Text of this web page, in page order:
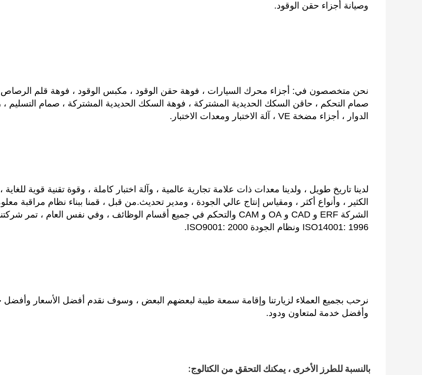
وصيانة أجزاء حقن الوقود.
الدوار ، أجزاء مضخة VE ، آلة الاختبار ومعدات الاختبار.
ISO14001: 1996 ونظام الجودة ISO9001: 2000.
وأفضل خدمة لمتعاون ودود.
بالنسبة للطرز الأخرى ، يمكنك التحقق من الكتالوج: